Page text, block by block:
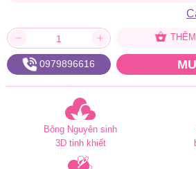
0979896616
Bông Nguyên sinh
3D tinh khiết